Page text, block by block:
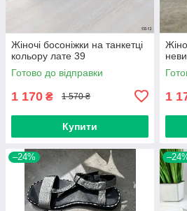
Жіночі босоніжки на танкетці
кольору лате 39
Готово до відправки
1 170 ₴ 1 570 ₴
Купити
1
–24%